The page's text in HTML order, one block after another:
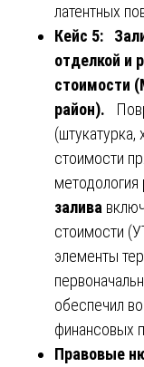
латентных
Кейс 5:
отделкой и
стоимости
район).
стоимости
методология
залива
стоимости
элементы
обеспечил
финансовых
Правовые